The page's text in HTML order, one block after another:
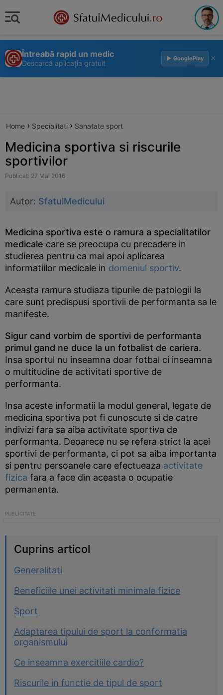
Întreabă rapid un medic
Descarcă aplicația gratuit
▶ GooglePlay ×
Home › Specialitati › Sanatate sport
Medicina sportiva si riscurile
sportivilor
Publicat: 27 Mai 2016
Autor: SfatulMedicului
Medicina sportiva este o ramura a specialitatilor
medicale care se preocupa cu precadere in
studierea pentru ca mai apoi aplicarea
informatiilor medicale in domeniul sportiv.
Aceasta ramura studiaza tipurile de patologii la
care sunt predispusi sportivii de performanta sa le
manifeste.
Sigur cand vorbim de sportivi de performanta
primul gand ne duce la un fotbalist de cariera.
Insa sportul nu inseamna doar fotbal ci inseamna
o multitudine de activitati sportive de
performanta.
Insa aceste informatii la modul general, legate de
medicina sportiva pot fi cunoscute si de catre
indivizi fara sa aiba activitate sportiva de
performanta. Deoarece nu se refera strict la acei
sportivi de performanta, ci pot sa aiba importanta
si pentru persoanele care efectueaza activitate
fizica fara a face din aceasta o ocupatie
permanenta.
Cuprins articol
Generalitati
Beneficiile unei activitati minimale fizice
Sport
Adaptarea tipului de sport la conformatia
organismului
Ce inseamna exercitiile cardio?
Riscurile in functie de tipul de sport